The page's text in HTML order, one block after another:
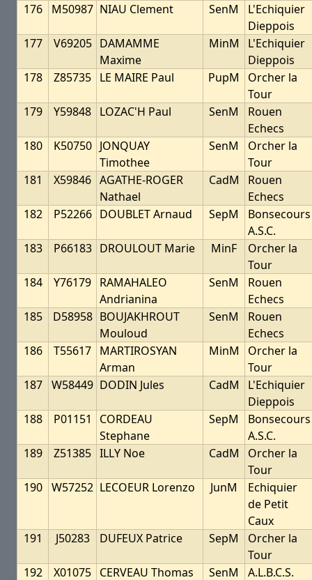
176
M50987 NIAU Clement SenM
L'Echiquier
Dieppois
177
V69205 DAMAMME
Maxime
MinM
L'Echiquier
Dieppois
178
Z85735 LE MAIRE Paul PupM
Orcher la
Tour
179
Y59848 LOZAC'H Paul SenM
Rouen
Echecs
180
K50750 JONQUAY
Timothee
SenM
Orcher la
Tour
181
X59846 AGATHE-ROGER
Nathael
CadM
Rouen
Echecs
182
P52266 DOUBLET Arnaud SepM
Bonsecours
A.S.C.
183
P66183 DROULOUT Marie MinF
Orcher la
Tour
184
Y76179 RAMAHALEO
Andrianina
SenM
Rouen
Echecs
185
D58958 BOUJAKHROUT
Mouloud
SenM
Rouen
Echecs
186
T55617 MARTIROSYAN
Arman
MinM
Orcher la
Tour
187 W58449 DODIN Jules CadM
L'Echiquier
Dieppois
188
P01151
CORDEAU
Stephane
SepM
Bonsecours
A.S.C.
189
Z51385 ILLY Noe CadM
Orcher la
Tour
190 W57252 LECOEUR Lorenzo JunM
Echiquier
de Petit
Caux
191
J50283 DUFEUX Patrice SepM
Orcher la
Tour
192
X01075 CERVEAU Thomas SenM A.L.B.C.S.